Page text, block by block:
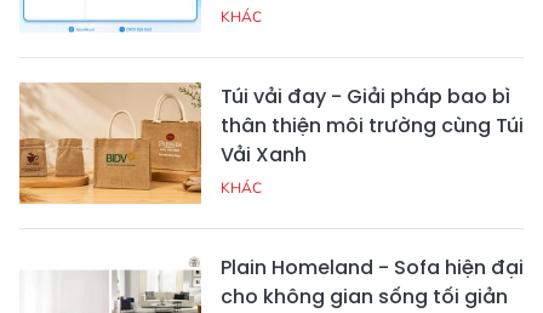
KHÁC
Túi vải đay - Giải pháp bao bì
thân thiện môi trường cùng Túi
Vải Xanh
KHÁC
Plain Homeland - Sofa hiện đại
cho không gian sống tối giản